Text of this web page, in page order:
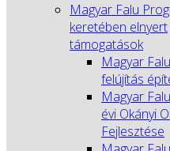
Magyar Falu
keretében elnyert
támogatások
Magyar
felújítás
Magyar
évi Okányi
Fejlesztése